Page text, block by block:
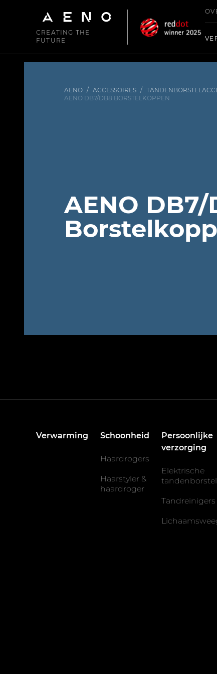
CREATING THE
FUTURE
AENO / ACCESSOIRES /
AENO DB7/DB8 BORSTELKOPPEN
AENO DB7/
Verwarming Schoonheid
Haardrogers
Haarstyler &
haardroger
Persoonlijke
verzorging
Elektrische
Tandreinigers